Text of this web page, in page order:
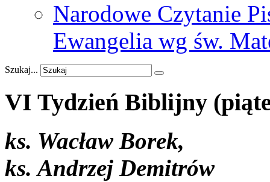
Narodowe Czytanie
Ewangelia wg św.
Szukaj...
VI Tydzień Biblijny
ks. Wacław Borek,
ks. Andrzej Demitrów